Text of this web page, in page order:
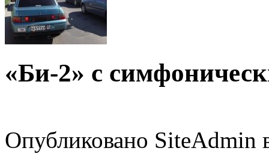
«Би-2» с
Опубликовано SiteAdmin